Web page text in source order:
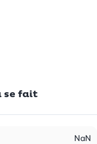
se fait
NaN